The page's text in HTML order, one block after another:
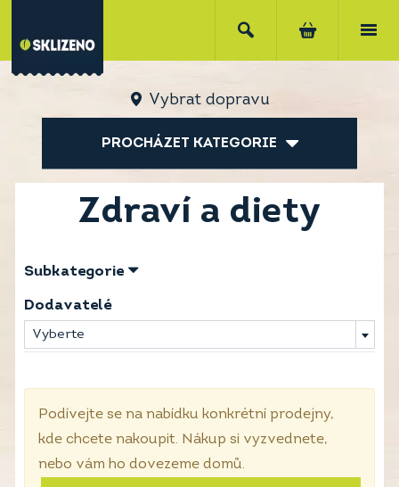
Vybrat dopravu
PROCHÁZET KATEGORIE
Zdraví a diety
Subkategorie
Dodavatelé
Vyberte
Podívejte se na nabídku konkrétní prodejny,
kde chcete nakoupit. Nákup si vyzvednete,
nebo vám ho dovezeme domů.